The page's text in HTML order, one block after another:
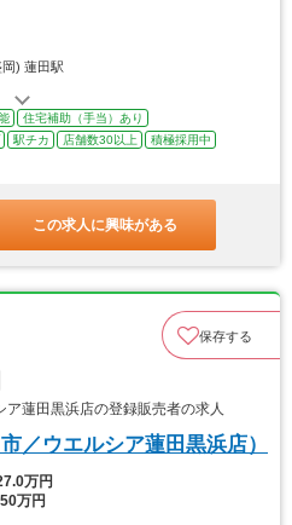
岡) 蓮田駅
住宅補助（手当）あり
駅チカ 店舗数30以上
積極採用中
この求人に興味がある
保存する
蓮田黒浜店の登録販売者の求人
／ウエルシア蓮田黒浜店）
万円
万円